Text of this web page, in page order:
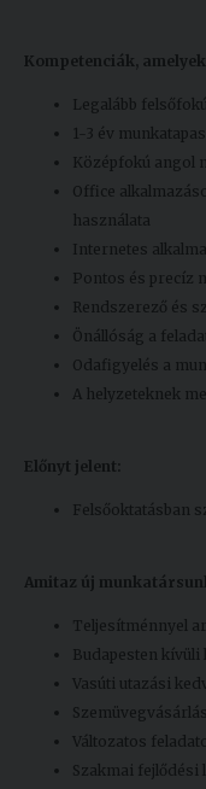
Kompetenciák,
Legalább
1-3 év
Középfokú angol
Office
használata
Internetes
Pontos és precíz
Rendszerező és
Önállóság a
Odafigyelés a
A helyzeteknek
Előnyt jelent:
Felsőoktatásban
Amitaz új
Teljesítménnyel
Budapesten kívüli
Vasúti utazási
Változatos
Szakmai fejlődési